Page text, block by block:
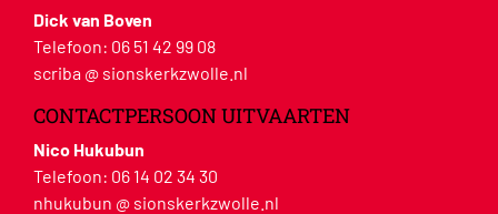
Dick van Boven
Telefoon: 06 51 42 99 08
scriba @ sionskerkzwolle.nl
CONTACTPERSOON UITVAARTEN
Nico Hukubun
Telefoon: 06 14 02 34 30
nhukubun @ sionskerkzwolle.nl